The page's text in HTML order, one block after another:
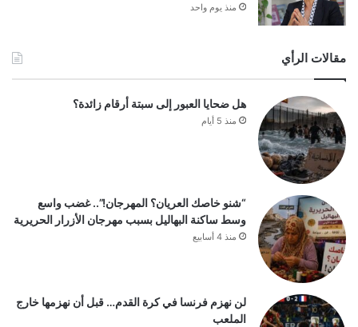
منذ يوم واحد
مقالات الرأي
هل ضحايا العبور إلى سبتة أرقام زائدة؟
منذ 5 أيام
“شنو خاصك العريان؟ المهرجان!”.. غضب واسع
وسط ساكنة البهاليل بسبب مهرجان الأزرار الحريرية
منذ 4 أسابيع
لن نهزم فرنسا في كرة القدم… قبل أن نهزمها خارج
الملعب